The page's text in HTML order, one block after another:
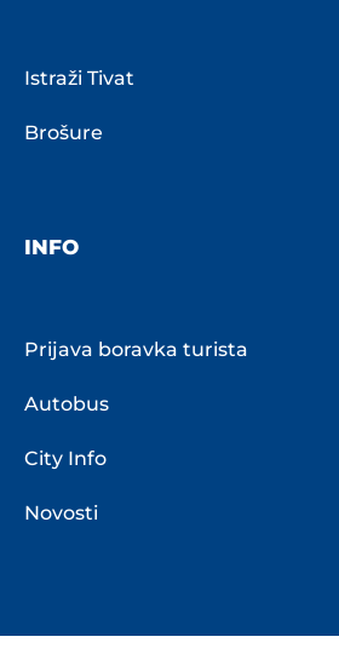
Istraži Tivat
Brošure
INFO
Prijava boravka turista
Autobus
City Info
Novosti